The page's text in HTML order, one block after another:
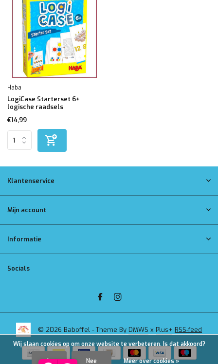
Haba
LogiCase Starterset 6+
logische raadsels
€14,99
Klantenservice
Mijn account
Informatie
Socials
© 2026 Baboffel - Theme By DMWS x Plus+ RSS-feed
Wij slaan cookies op om onze website te verbeteren. Is dat akkoord?
Ja Nee Meer over cookies »